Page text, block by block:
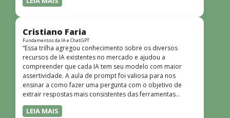
Cristiano Faria
Fundamentos da IA e ChatGPT
“Essa trilha agregou conhecimento sobre os diversos
recursos de IA existentes no mercado e ajudou a
compreender que cada IA tem seu modelo com maior
assertividade. A aula de prompt foi valiosa para nos
ensinar a como fazer uma pergunta com o objetivo de
extrair respostas mais consistentes das ferramentas
disponíveis. O instrutor também é muito bom, além de
dominar o conteúdo, possui uma didática que incentiva o
LEIA MAIS